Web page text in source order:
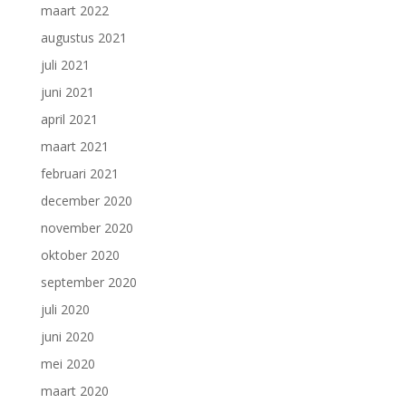
maart 2022
augustus 2021
juli 2021
juni 2021
april 2021
maart 2021
februari 2021
december 2020
november 2020
oktober 2020
september 2020
juli 2020
juni 2020
mei 2020
maart 2020